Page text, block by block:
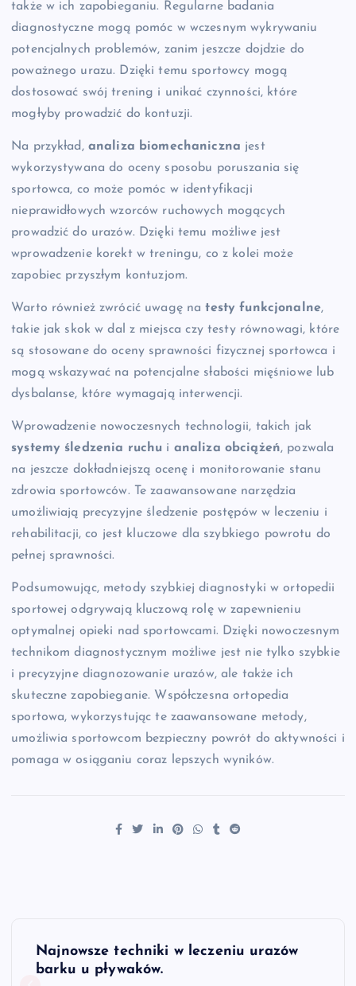
także w ich zapobieganiu. Regularne badania
diagnostyczne mogą pomóc w wczesnym wykrywaniu
potencjalnych problemów, zanim jeszcze dojdzie do
poważnego urazu. Dzięki temu sportowcy mogą
dostosować swój trening i unikać czynności, które
mogłyby prowadzić do kontuzji.
Na przykład, analiza biomechaniczna jest
wykorzystywana do oceny sposobu poruszania się
sportowca, co może pomóc w identyfikacji
nieprawidłowych wzorców ruchowych mogących
prowadzić do urazów. Dzięki temu możliwe jest
wprowadzenie korekt w treningu, co z kolei może
zapobiec przyszłym kontuzjom.
Warto również zwrócić uwagę natesty funkcjonalne,
takie jak skok w dal z miejsca czy testy równowagi, które
są stosowane do oceny sprawności fizycznej sportowca i
mogą wskazywać na potencjalne słabości mięśniowe lub
dysbalanse, które wymagają interwencji.
Wprowadzenie nowoczesnych technologii, takich jak
systemy śledzenia ruchu i analiza obciążeń, pozwala
na jeszcze dokładniejszą ocenę i monitorowanie stanu
zdrowia sportowców. Te zaawansowane narzędzia
umożliwiają precyzyjne śledzenie postępów w leczeniu i
rehabilitacji, co jest kluczowe dla szybkiego powrotu do
pełnej sprawności.
Podsumowując, metody szybkiej diagnostyki w ortopedii
sportowej odgrywają kluczową rolę w zapewnieniu
optymalnej opieki nad sportowcami. Dzięki nowoczesnym
technikom diagnostycznym możliwe jest nie tylko szybkie
i precyzyjne diagnozowanie urazów, ale także ich
skuteczne zapobieganie. Współczesna ortopedia
sportowa, wykorzystując te zaawansowane metody,
umożliwia sportowcom bezpieczny powrót do aktywności i
pomaga w osiąganiu coraz lepszych wyników.
NNajnowsze techniki w leczeniu urazów
barku u pływaków.